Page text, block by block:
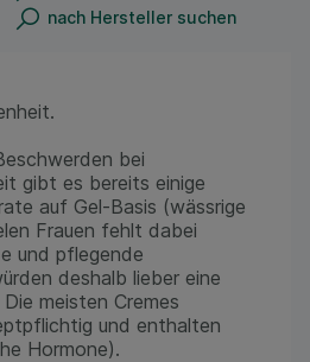
nach Hersteller suchen
bei
gibt es bereits einige
auf Gel-Basis (wässrige
Frauen fehlt dabei
und pflegende
deshalb lieber eine
meisten Cremes
und enthalten
Hormone).